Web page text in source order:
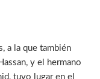
a la que también
y el hermano
tuvo lugar en el